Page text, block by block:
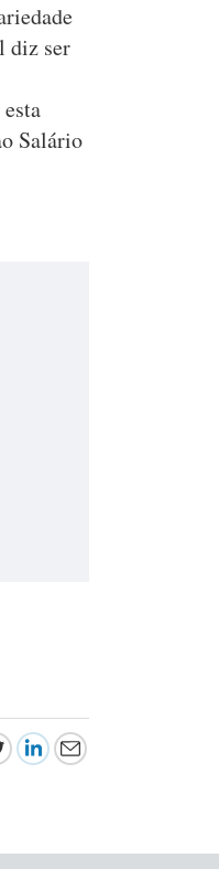
diz ser
Salário